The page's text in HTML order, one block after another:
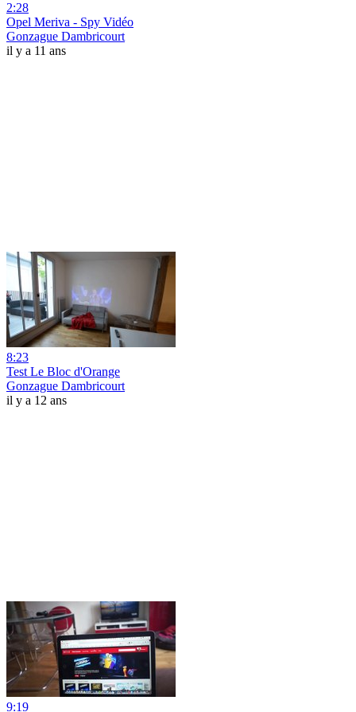
2:28
Opel Meriva - Spy Vidéo
Gonzague Dambricourt
il y a 11 ans
8:23
Test Le Bloc d'Orange
Gonzague Dambricourt
il y a 12 ans
9:19